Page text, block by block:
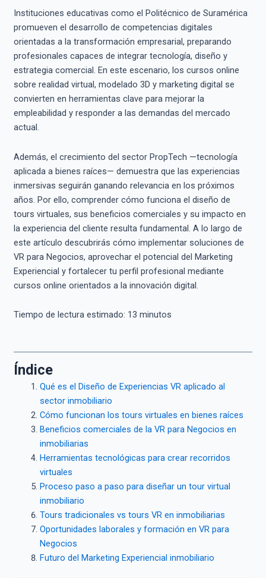
Instituciones educativas como el Politécnico de Suramérica
promueven el desarrollo de competencias digitales
orientadas a la transformación empresarial, preparando
profesionales capaces de integrar tecnología, diseño y
estrategia comercial. En este escenario, los cursos online
sobre realidad virtual, modelado 3D y marketing digital se
convierten en herramientas clave para mejorar la
empleabilidad y responder a las demandas del mercado
actual.
Además, el crecimiento del sector PropTech —tecnología
aplicada a bienes raíces— demuestra que las experiencias
inmersivas seguirán ganando relevancia en los próximos
años. Por ello, comprender cómo funciona el diseño de
tours virtuales, sus beneficios comerciales y su impacto en
la experiencia del cliente resulta fundamental. A lo largo de
este artículo descubrirás cómo implementar soluciones de
VR para Negocios, aprovechar el potencial del Marketing
Experiencial y fortalecer tu perfil profesional mediante
cursos online orientados a la innovación digital.
Tiempo de lectura estimado: 13 minutos
Índice
Qué es el Diseño de Experiencias VR aplicado al
sector inmobiliario
Cómo funcionan los tours virtuales en bienes raíces
Beneficios comerciales de la VR para Negocios en
inmobiliarias
Herramientas tecnológicas para crear recorridos
virtuales
Proceso paso a paso para diseñar un tour virtual
inmobiliario
Tours tradicionales vs tours VR en inmobiliarias
Oportunidades laborales y formación en VR para
Negocios
Futuro del Marketing Experiencial inmobiliario